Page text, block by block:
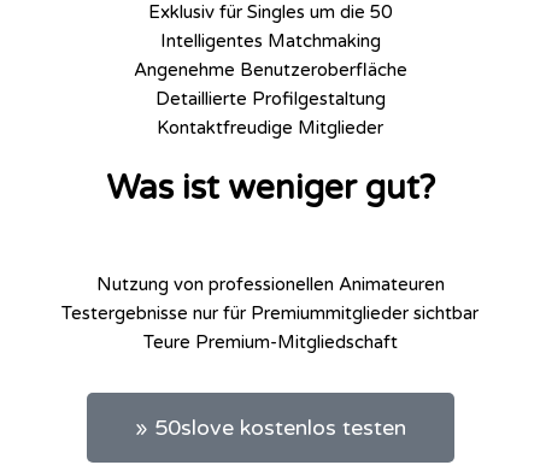
Exklusiv für Singles um die 50
Intelligentes Matchmaking
Angenehme Benutzeroberfläche
Detaillierte Profilgestaltung
Kontaktfreudige Mitglieder
Was ist weniger gut?
Nutzung von professionellen Animateuren
Testergebnisse nur für Premiummitglieder sichtbar
Teure Premium-Mitgliedschaft
» 50slove kostenlos testen